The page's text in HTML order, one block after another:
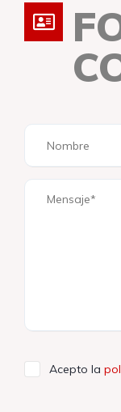
Acepto la